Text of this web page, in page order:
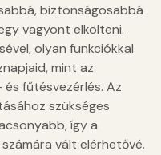
biztonságosabbá
vagyont elkölteni.
olyan funkciókkal
mint az
fűtésvezérlés. Az
szükséges
így a
vált elérhetővé.